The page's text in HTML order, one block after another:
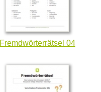
Fremdwörterrätsel 04